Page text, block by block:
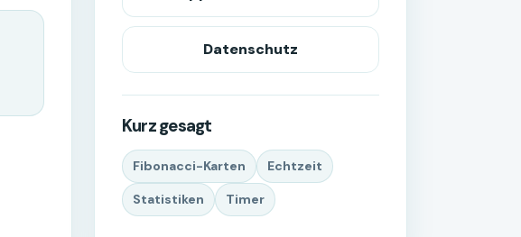
Datenschutz
Kurz gesagt
Fibonacci-Karten Echtzeit
Statistiken Timer